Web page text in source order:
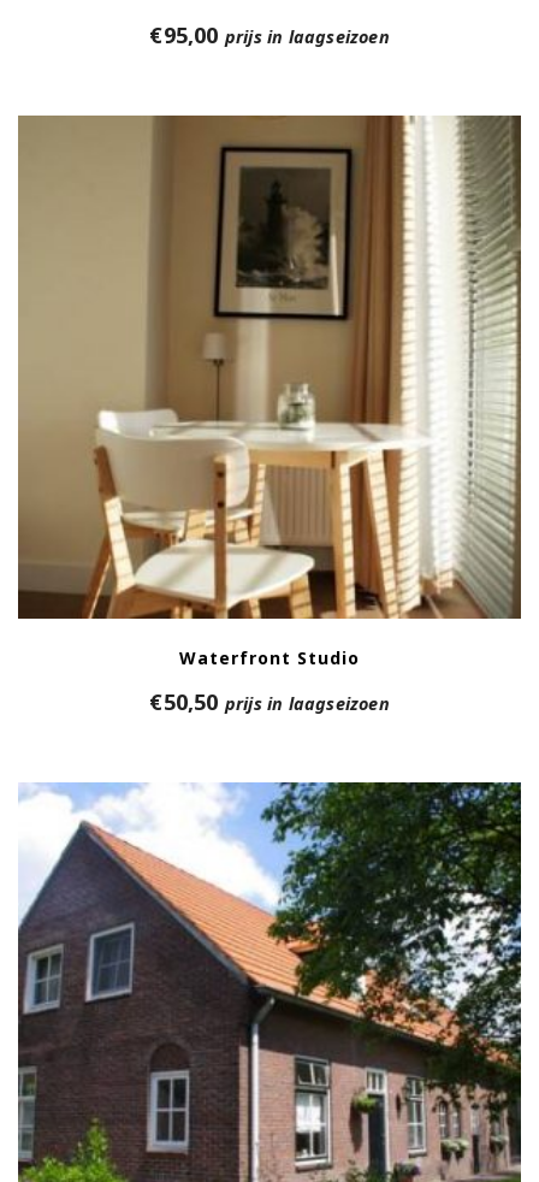
€95,00 prijs in laagseizoen
Waterfront Studio
€50,50 prijs in laagseizoen